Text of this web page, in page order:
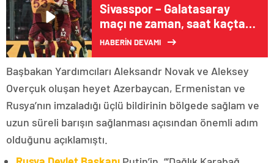
Sivasspor – Galatasaray
maçı ne zaman, saat kaçta,
hangi kanalda?
HABERİN DEVAMI
Başbakan Yardımcıları Aleksandr Novak ve Aleksey
Overçuk oluşan heyet Azerbaycan, Ermenistan ve
Rusya’nın imzaladığı üçlü bildirinin bölgede sağlam ve
uzun süreli barışın sağlanması açısından önemli adım
olduğunu açıklamıştı.